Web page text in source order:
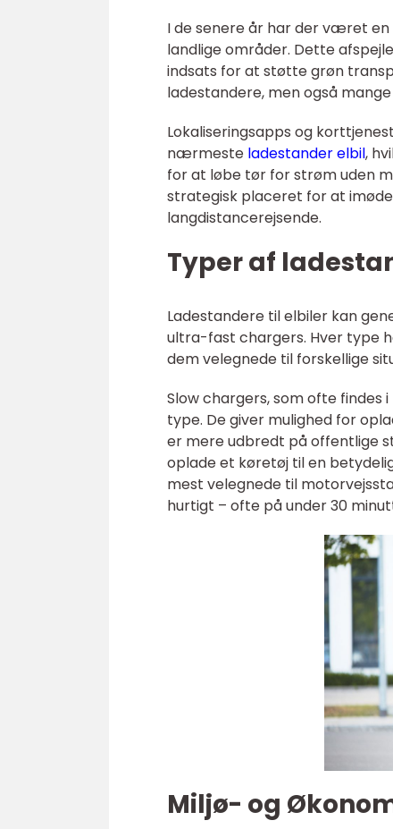
I de senere år har der været
landlige områder. Dette
indsats for at støtte grøn
ladestandere, men også
Lokaliseringsapps og
nærmeste ladestander elbil,
for at løbe tør for strøm uden
strategisk placeret for at
langdistancerejsende.
Typer af
Ladestandere til elbiler kan
ultra-fast chargers. Hver type
dem velegnede til forskellige
Slow chargers, som ofte findes
type. De giver mulighed for
er mere udbredt på offentlige
oplade et køretøj til en
mest velegnede til
hurtigt – ofte på under 30
Miljø- og